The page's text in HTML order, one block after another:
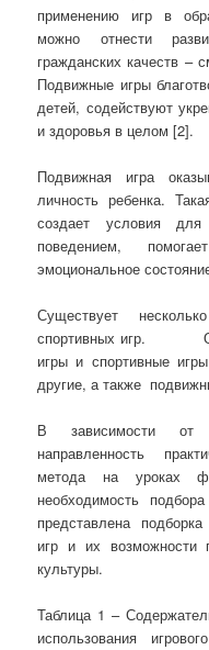
применению игр в
можно отнести
гражданских качеств –
Подвижные игры
детей, содействуют
и здоровья в целом [2].
Подвижная игра
личность ребенка.
создает условия для
поведением,
эмоциональное
Существует
спортивных игр.
игры и спортивные
другие, а также
В зависимости от
направленность
метода на уроках
необходимость
представлена
игр и их возможности
культуры.
Таблица 1 –
использования